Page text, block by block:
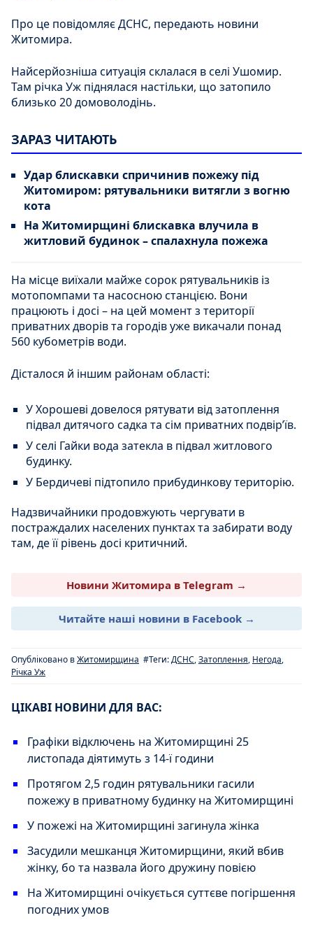
Про це повідомляє ДСНС, передають новини
Житомира.
Найсерйозніша ситуація склалася в селі Ушомир.
Там річка Уж піднялася настільки, що затопило
близько 20 домоволодінь.
ЗАРАЗ ЧИТАЮТЬ
Удар блискавки спричинив пожежу під
Житомиром: рятувальники витягли з вогню
кота
На Житомирщині блискавка влучила в
житловий будинок – спалахнула пожежа
На місце виїхали майже сорок рятувальників із
мотопомпами та насосною станцією. Вони
працюють і досі – на цей момент з території
приватних дворів та городів уже викачали понад
560 кубометрів води.
Дісталося й іншим районам області:
У Хорошеві довелося рятувати від затоплення
підвал дитячого садка та сім приватних подвір’їв.
У селі Гайки вода затекла в підвал житлового
будинку.
У Бердичеві підтопило прибудинкову територію.
Надзвичайники продовжують чергувати в
постраждалих населених пунктах та забирати воду
там, де її рівень досі критичний.
Новини Житомира в Telegram →
Читайте наші новини в Facebook →
Опубліковано вЖитомирщина #Теги:ДСНС,Затоплення, Негода,
Річка Уж
ЦІКАВІ НОВИНИ ДЛЯ ВАС:
Графіки відключень на Житомирщині 25
листопада діятимуть з 14-ї години
Протягом 2,5 годин рятувальники гасили
пожежу в приватному будинку на Житомирщині
У пожежі на Житомирщині загинула жінка
Засудили мешканця Житомирщини, який вбив
жінку, бо та назвала його дружину повією
На Житомирщині очікується суттєве погіршення
погодних умов